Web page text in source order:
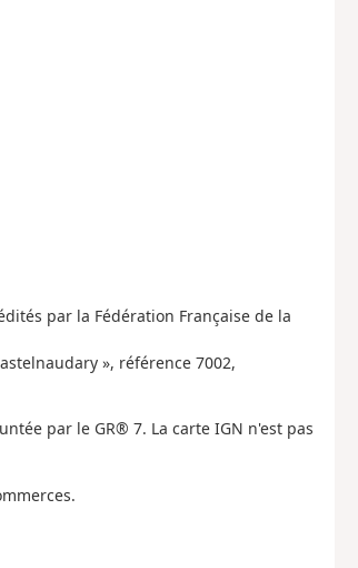
par la Fédération Française de la
», référence 7002,
par le GR® 7. La carte IGN n'est pas